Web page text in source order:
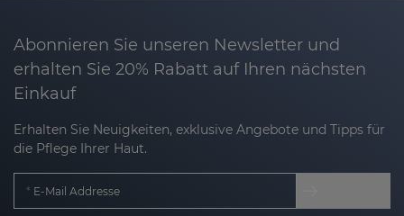
Abonnieren Sie unseren Newsletter und
erhalten Sie 20% Rabatt auf Ihren nächsten
Einkauf
Erhalten Sie Neuigkeiten, exklusive Angebote und Tipps für
die Pflege Ihrer Haut.
E-Mail Addresse